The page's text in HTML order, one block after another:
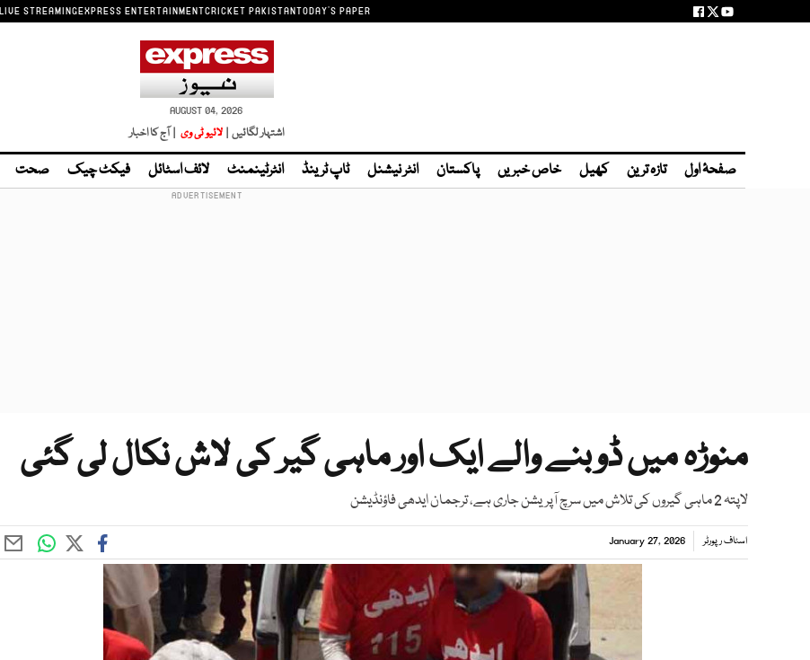
LIVE STREAMINGEXPRESS ENTERTAINMENTCRICKET PAKISTANTODAY'S PAPER
AUGUST 04, 2026
اشتہار لگائیں | لائیو ٹی وی | آج کا اخبار
صفحۂ اول تازہ ترین کھیل خاص خبریں پاکستان انٹر نیشنل ٹاپ ٹرینڈ انٹرٹینمنٹ لائف اسٹائل فیکٹ چیک صحت
منوڑہ میں ڈوبنے والے ایک اور ماہی گیر کی لاش نکال لی گئی
لاپتہ 2 ماہی گیروں کی تلاش میں سرچ آپریشن جاری ہے، ترجمان ایدھی فاؤنڈیشن
اسٹاف رپورٹر January 27, 2026